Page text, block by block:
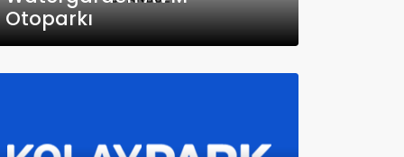
Otoparkı